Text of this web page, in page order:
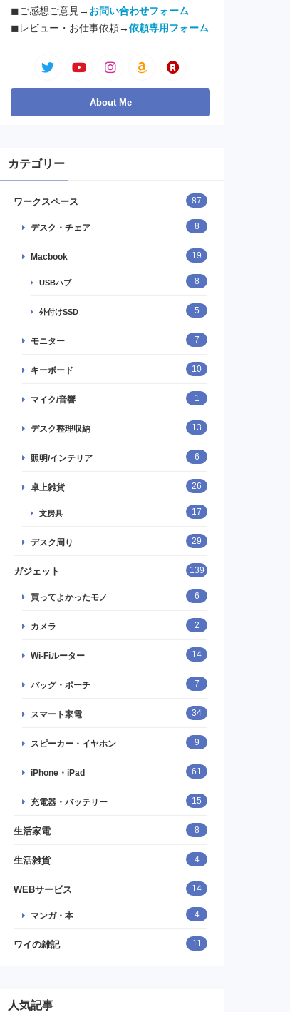
◼︎ご感想ご意見→ お問い合わせフォーム
◼︎レビュー・お仕事依頼→ 依頼専用フォーム
カテゴリー
ワークスペース 87
デスク・チェア 8
Macbook 19
USBハブ 8
外付けSSD 5
モニター 7
キーボード 10
マイク/音響 1
デスク整理収納 13
照明/インテリア 6
卓上雑貨 26
文房具 17
デスク周り 29
ガジェット 139
買ってよかったモノ 6
カメラ 2
Wi-Fiルーター 14
バッグ・ポーチ 7
スマート家電 34
スピーカー・イヤホン 9
iPhone・iPad 61
充電器・バッテリー 15
生活家電 8
生活雑貨 4
WEBサービス 14
マンガ・本 4
ワイの雑記 11
人気記事